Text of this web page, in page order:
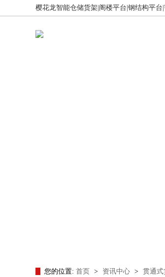
樱花龙智能仓储货架|阁楼平台|钢结构平
您的位置: 首页 > 资讯中心 > 贯通式